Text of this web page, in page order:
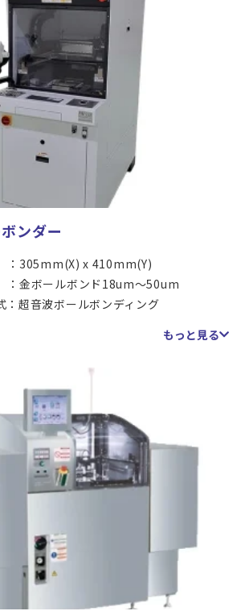
ンダー
305mm(X) x 410mm(Y)
金ボールボンド18um～50um
：超音波ボールボンディング
ヤーボンディングが可能です。
を使用しワイヤーボンディング加工を
もっと見る